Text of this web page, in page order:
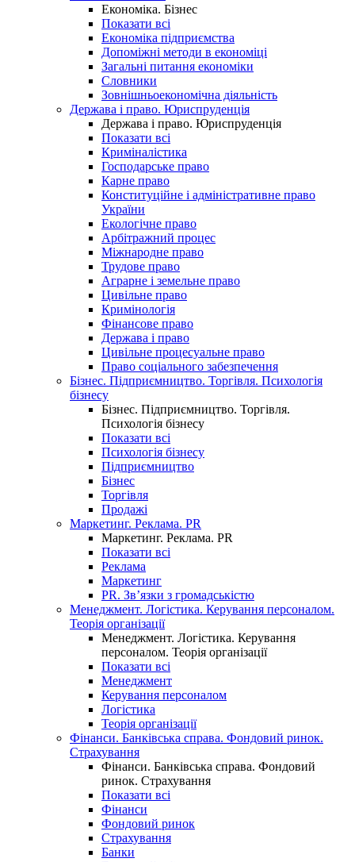
Економіка. Бізнес
Показати всі
Економіка підприємства
Допоміжні методи в економіці
Загальні питання економіки
Словники
Зовнішньоекономічна діяльність
Держава і право. Юриспруденція
Держава і право. Юриспруденція
Показати всі
Криміналістика
Господарське право
Карне право
Конституційне і адміністративне право
України
Екологічне право
Арбітражний процес
Міжнародне право
Трудове право
Аграрне і земельне право
Цивільне право
Кримінологія
Фінансове право
Держава і право
Цивільне процесуальне право
Право соціального забезпечення
Бізнес. Підприємництво. Торгівля. Психологія
бізнесу
Бізнес. Підприємництво. Торгівля.
Психологія бізнесу
Показати всі
Психологія бізнесу
Підприємництво
Бізнес
Торгівля
Продажі
Маркетинг. Реклама. PR
Маркетинг. Реклама. PR
Показати всі
Реклама
Маркетинг
PR. Зв’язки з громадськістю
Менеджмент. Логістика. Керування персоналом.
Теорія організації
Менеджмент. Логістика. Керування
персоналом. Теорія організації
Показати всі
Менеджмент
Керування персоналом
Логістика
Теорія організації
Фінанси. Банківська справа. Фондовий ринок.
Страхування
Фінанси. Банківська справа. Фондовий
ринок. Страхування
Показати всі
Фінанси
Фондовий ринок
Страхування
Банки